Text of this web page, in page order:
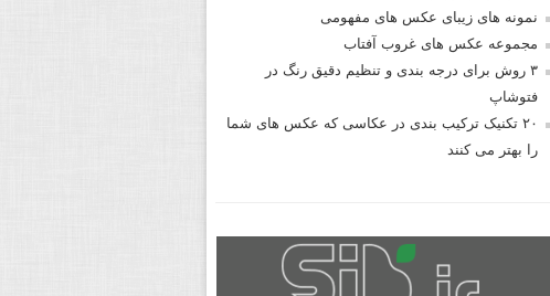
نمونه های زیبای عکس های مفهومی
مجموعه عکس های غروب آفتاب
۳ روش برای درجه بندی و تنظیم دقیق رنگ در
فتوشاپ
۲۰ تکنیک ترکیب بندی در عکاسی که عکس های شما
را بهتر می کنند